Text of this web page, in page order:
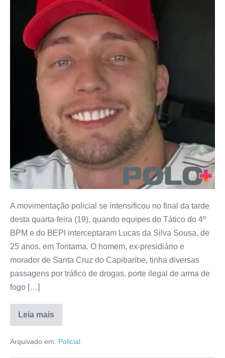
A movimentação policial se intensificou no final da tarde
desta quarta-feira (19), quando equipes do Tático do 4º
BPM e do BEPI interceptaram Lucas da Silva Sousa, de
25 anos, em Toritama. O homem, ex-presidiário e
morador de Santa Cruz do Capibaribe, tinha diversas
passagens por tráfico de drogas, porte ilegal de arma de
fogo […]
Leia mais
Arquivado em: Policial